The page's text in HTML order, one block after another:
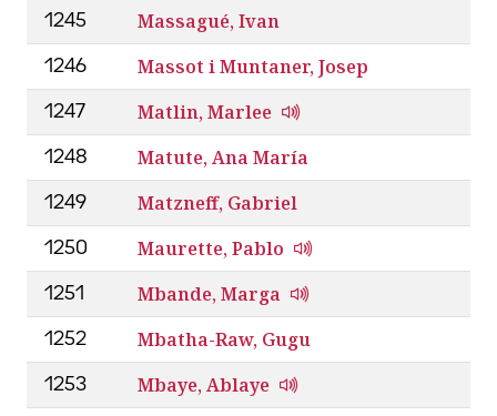
1245 Massagué, Ivan
1246 Massot i Muntaner, Josep
1247 Matlin, Marlee
1248 Matute, Ana María
1249 Matzneff, Gabriel
1250 Maurette, Pablo
1251 Mbande, Marga
1252 Mbatha-Raw, Gugu
1253 Mbaye, Ablaye